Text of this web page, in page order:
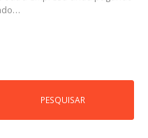
PESQUISAR